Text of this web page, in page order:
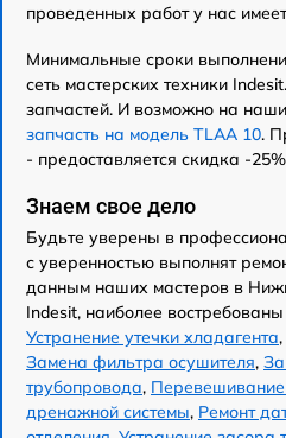
проведенных работ у нас
Минимальные сроки
сеть мастерских техники
запчастей. И возможно на
запчасть на модель TLAA 10.
- предоставляется скидка -
Знаем свое дело
Будьте уверены в
с уверенностью выполнят
данным наших мастеров в
Indesit, наиболее
Устранение утечки хладагента,
Замена фильтра осушителя,
трубопровода,
дренажной системы, Ремонт